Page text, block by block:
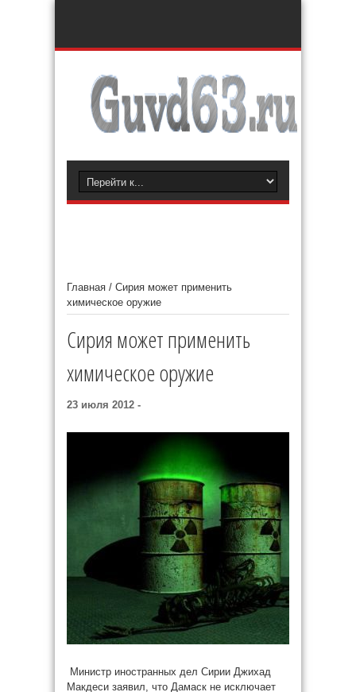
Главная / Сирия может применить
химическое оружие
Сирия может применить
химическое оружие
23 июля 2012 -
Министр иностранных дел Сирии Джихад
Макдеси заявил, что Дамаск не исключает